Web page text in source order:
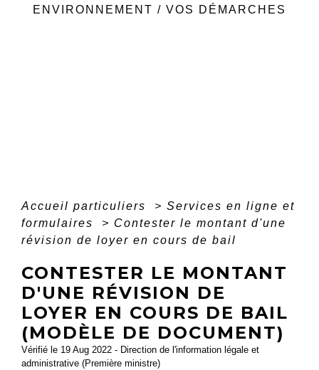
ENVIRONNEMENT / VOS DÉMARCHES
Accueil particuliers > Services en ligne et
formulaires
> Contester le montant d'une
révision de loyer en cours de bail
CONTESTER LE MONTANT
D'UNE RÉVISION DE
LOYER EN COURS DE BAIL
(MODÈLE DE DOCUMENT)
Vérifié le 19 Aug 2022 - Direction de l'information légale et
administrative (Première ministre)